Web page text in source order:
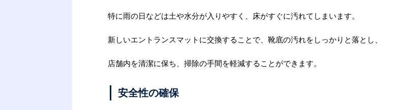
特に雨の日などは土や水分が入りやすく、床がすぐに汚れてしまいます。
新しいエントランスマットに交換することで、靴底の汚れをしっかりと落とし、
店舗内を清潔に保ち、掃除の手間を軽減することができます。
安全性の確保